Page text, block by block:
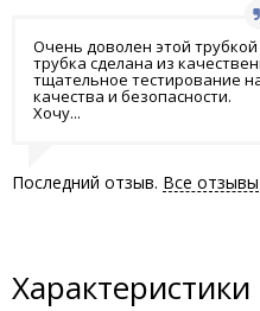
Очень доволен этой
трубка сделана из
тщательное тестирование
качества и безопасности.
Хочу...
Последний отзыв. Все отзывы
Характеристики